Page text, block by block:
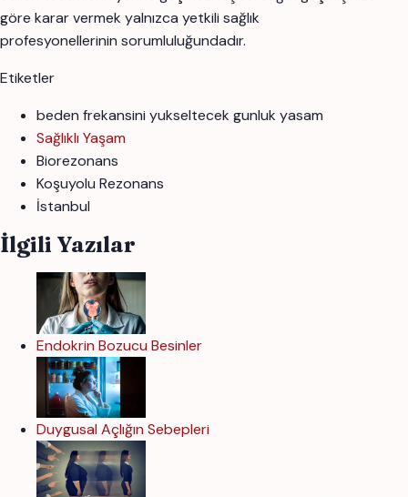
göre karar vermek yalnızca yetkili sağlık
profesyonellerinin sorumluluğundadır.
Etiketler
beden frekansini yukseltecek gunluk yasam
Sağlıklı Yaşam
Biorezonans
Koşuyolu Rezonans
İstanbul
İlgili Yazılar
Endokrin Bozucu Besinler
Duygusal Açlığın Sebepleri